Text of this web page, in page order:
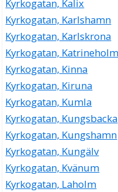
Kyrkogatan, Kalix
Kyrkogatan, Karlshamn
Kyrkogatan, Karlskrona
Kyrkogatan, Katrineholm
Kyrkogatan, Kinna
Kyrkogatan, Kiruna
Kyrkogatan, Kumla
Kyrkogatan, Kungsbacka
Kyrkogatan, Kungshamn
Kyrkogatan, Kungälv
Kyrkogatan, Kvänum
Kyrkogatan, Laholm